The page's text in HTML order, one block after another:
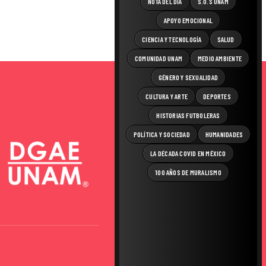
APOYO EMOCIONAL
CIENCIA Y TECNOLOGÍA SALUD
COMUNIDAD UNAM MEDIO AMBIENTE
GÉNERO Y SEXUALIDAD
CULTURA Y ARTE DEPORTES
HISTORIAS FUTBOLERAS
POLÍTICA Y SOCIEDAD HUMANIDADES
LA DÉCADA COVID EN MÉXICO
100 AÑOS DE MURALISMO